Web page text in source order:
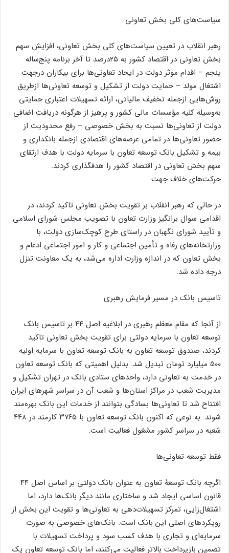
سیاست‌های کلی بخش تعاونی
رهبر انقلاب در تعیین سیاست‌های کلی بخش تعاونی، افزایش سهم
بخش تعاونی در اقتصاد کشور به ۲۵درصد تا آخر برنامه پنج‌ساله
پنجم – اقدام موثر دولت در ایجاد تعاونی‌ها برای بیکاران درجهت
اشتغال مولد – حمایت دولت از تشکیل و توسعه تعاونی‌ها ازطریق
روش‌هایی ازجمله تخفیف مالیاتی، ارائه تسهیلات اعتباری حمایتی
به‌وسیله کلیه مؤسسات مالی کشور و پرهیز از هرگونه دریافت اضافی
دولت از تعاونی‌ها نسبت به بخش خصوصی – رفع محدودیت از
حضور تعاونی‌ها در تمامی عرصه‌های اقتصادی ازجمله بانکداری و
بیمه و تشکیل بانک توسعه تعاون با سرمایه دولت با هدف ارتقای
سهم بخش تعاونی در اقتصاد کشور را هدفگذاری کردند.
حرکت‌های خلاف جهت
در حالی که رهبر انقلاب بر تقویت بخش تعاونی تاکید کردند، در
اقدامی سوال برانگیز وزارت تعاون با تصویب مجلس شورای اسلامی
و تأیید شورای نگهبان در راستای طرح کوچک‌سازی دولت، با
وزارتخانه‌های رفاه و تأمین اجتماعی و کار و امور اجتماعی ادغام و
بخش تعاون که در اندازه وزارت اداره می‌شد، به یک معاونت تنزل
درجه داده شد.
تاسیس بانک در مسیر فرمایش رهبری
از آنجا که مقام معظم رهبری در ابلاغیه اصل ۴۴ بر تاسیس بانک
توسعه تعاون با سرمایه دولتی برای تقویت بخش تعاونی تاکید
کردند، صندوق توسعه تعاون به بانک توسعه تعاون با سرمایه اولیه
۵۰۰ میلیارد تومان تبدیل شد. بدلیل اهمیتی که بانک توسعه تعاون
در خدمت به تعاونی دارد، واحد‌های ستادی بانک در تهران تشکیل و
مدیریت شعب در مراکز استان‌ها و شعب آن در سراسر شهر‌های ایران
افتتاح شد تا تعاونی‌ها بسادگی بتوانند از خدمات این بانک بهره‌مند
شوند. به نوعی که اکنون بانک توسعه تعاون با ۳۷۶۵ کارمند در ۴۴۸
شعبه در سراسر کشور مشغول فعالیت است.
فقط توسعه تعاونی‌ها
اگرچه بانک توسعهٔ تعاون به عنوان بانک دولتی بر اساس اصل ۴۴
قانون اساسی ایجاد شد و ساختاری مانند دیگر بانک‌ها دارد، اما
اشتغال‌زایی، تمرکز تسهیلات‌دهی به تعاونی‌ها و تقویت این بخش از
رویکرد‌های اصلی این بانک است. بانک‌های خصوصی به صورت
سرمایه‌ای و تجاری با هدف کسب سود و پرداخت تسهیلات با
تضمین بازپرداخت بالاتر فعالیت می‌کنند، اما بانک توسعه تعاون یک